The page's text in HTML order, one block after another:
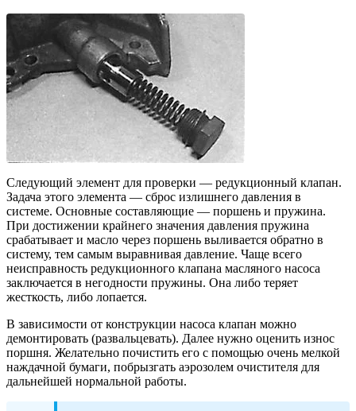
Следующий элемент для проверки — редукционный клапан.
Задача этого элемента — сброс излишнего давления в
системе. Основные составляющие — поршень и пружина.
При достижении крайнего значения давления пружина
срабатывает и масло через поршень выливается обратно в
систему, тем самым выравнивая давление. Чаще всего
неисправность редукционного клапана масляного насоса
заключается в негодности пружины. Она либо теряет
жесткость, либо лопается.
В зависимости от конструкции насоса клапан можно
демонтировать (развальцевать). Далее нужно оценить износ
поршня. Желательно почистить его с помощью очень мелкой
наждачной бумаги, побрызгать аэрозолем очистителя для
дальнейшей нормальной работы.